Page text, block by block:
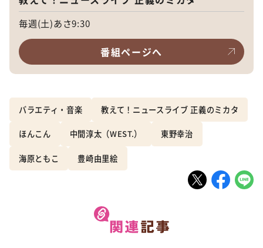
毎週(土)あさ9:30
番組ページへ
バラエティ・音楽 教えて！ニュースライブ 正義のミカタ
ほんこん 中間淳太（WEST.） 東野幸治
海原ともこ 豊崎由里絵